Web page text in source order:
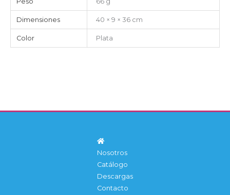
Dimensiones 40 × 9 × 36 cm
Color Plata
Nosotros
Catálogo
Descargas
Contacto